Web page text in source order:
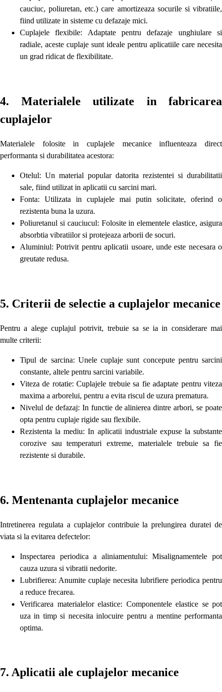
cauciuc, poliuretan, etc.) care amortizeaza socurile si vibratiile,
fiind utilizate in sisteme cu defazaje mici.
Cuplajele flexibile: Adaptate pentru defazaje unghiulare si
radiale, aceste cuplaje sunt ideale pentru aplicatiile care necesita
un grad ridicat de flexibilitate.
4. Materialele utilizate in fabricarea
cuplajelor
Materialele folosite in cuplajele mecanice influenteaza direct
performanta si durabilitatea acestora:
Otelul: Un material popular datorita rezistentei si durabilitatii
sale, fiind utilizat in aplicatii cu sarcini mari.
Fonta: Utilizata in cuplajele mai putin solicitate, oferind o
rezistenta buna la uzura.
Poliuretanul si cauciucul: Folosite in elementele elastice, asigura
absorbtia vibratiilor si protejeaza arborii de socuri.
Aluminiul: Potrivit pentru aplicatii usoare, unde este necesara o
greutate redusa.
5. Criterii de selectie a cuplajelor mecanice
Pentru a alege cuplajul potrivit, trebuie sa se ia in considerare mai
multe criterii:
Tipul de sarcina: Unele cuplaje sunt concepute pentru sarcini
constante, altele pentru sarcini variabile.
Viteza de rotatie: Cuplajele trebuie sa fie adaptate pentru viteza
maxima a arborelui, pentru a evita riscul de uzura prematura.
Nivelul de defazaj: In functie de alinierea dintre arbori, se poate
opta pentru cuplaje rigide sau flexibile.
Rezistenta la mediu: In aplicatii industriale expuse la substante
corozive sau temperaturi extreme, materialele trebuie sa fie
rezistente si durabile.
6. Mentenanta cuplajelor mecanice
Intretinerea regulata a cuplajelor contribuie la prelungirea duratei de
viata si la evitarea defectelor:
Inspectarea periodica a aliniamentului: Misalignamentele pot
cauza uzura si vibratii nedorite.
Lubrifierea: Anumite cuplaje necesita lubrifiere periodica pentru
a reduce frecarea.
Verificarea materialelor elastice: Componentele elastice se pot
uza in timp si necesita inlocuire pentru a mentine performanta
optima.
7. Aplicatii ale cuplajelor mecanice